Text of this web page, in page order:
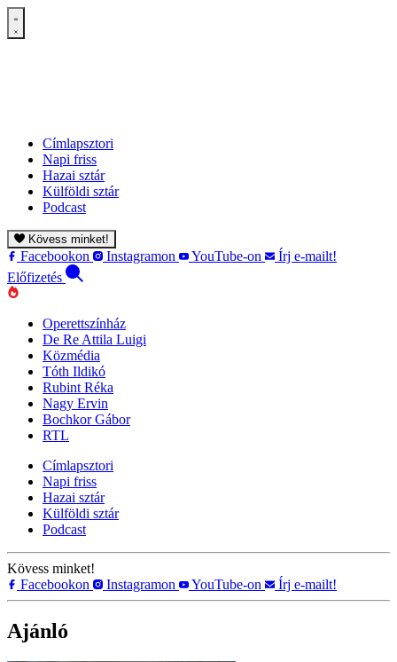
Címlapsztori
Napi friss
Hazai sztár
Külföldi sztár
Podcast
Kövess minket!
Facebookon Instagramon YouTube-on
Írj e-mailt!
Előfizetés
Operettszínház
De Re Attila Luigi
Közmédia
Tóth Ildikó
Rubint Réka
Nagy Ervin
Bochkor Gábor
RTL
Címlapsztori
Napi friss
Hazai sztár
Külföldi sztár
Podcast
Kövess minket!
Facebookon
Instagramon YouTube-on Írj e-mailt!
Ajánló